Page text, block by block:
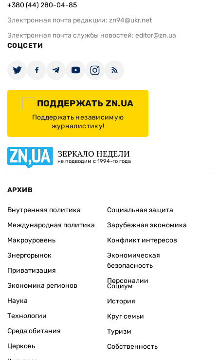
+380 (44) 280-04-85
Электронная почта редакции: zn94@ukr.net
Электронная почта службы новостей: editor@zn.ua
СОЦСЕТИ
ПОДДЕРЖАТЬ ZN.UA
Поддержать независимую
журналистику!
ЗЕРКАЛО НЕДЕЛИ
не подводим с 1994-го года
АРХИВ
Внутренняя политика
Международная политика
Макроуровень
Энергорынок
Приватизация
Экономика регионов
Социальная защита
Зарубежная экономика
Конфликт интересов
Экономическая
безопасность
Персоналии
Наука
Технологии
Среда обитания
Церковь
Социум
История
Круг семьи
Туризм
Собственность